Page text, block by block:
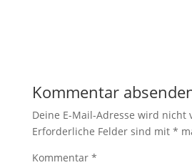
Kommentar
Deine E-Mail-Adresse wird nicht
Erforderliche Felder sind mit *
Kommentar *